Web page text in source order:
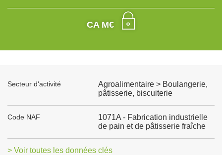
CA M€
Secteur d'activité
Agroalimentaire > Boulangerie,
pâtisserie, biscuiterie
Code NAF
1071A - Fabrication industrielle
de pain et de pâtisserie fraîche
> Voir toutes les données clés